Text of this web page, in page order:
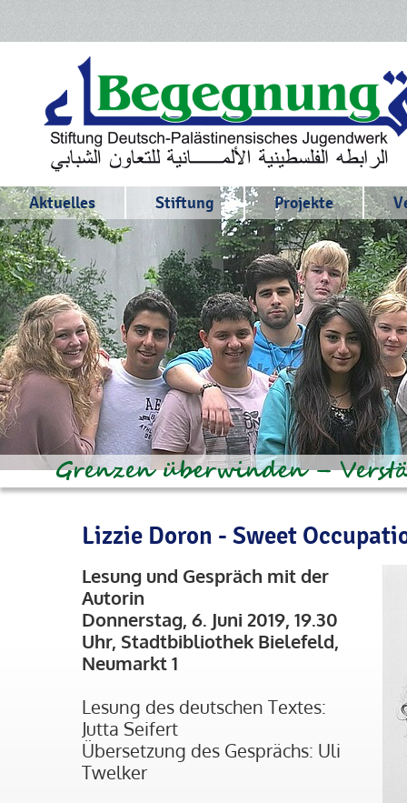
Aktuelles Stiftung Projekte
Lizzie Doron - Sweet
Lesung und Gespräch mit der
Autorin
Donnerstag, 6. Juni 2019, 19.30
Uhr, Stadtbibliothek Bielefeld,
Neumarkt 1
Lesung des deutschen Textes:
Jutta Seifert
Übersetzung des Gesprächs: Uli
Twelker